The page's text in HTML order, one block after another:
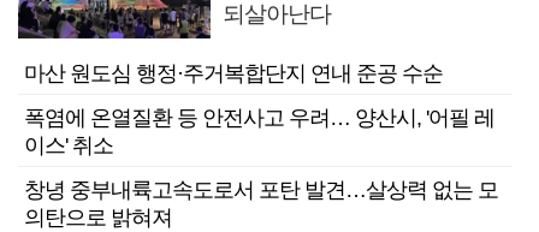
되살아난다
마산 원도심 행정·주거복합단지 연내 준공 수순
폭염에 온열질환 등 안전사고 우려… 양산시, '어필 레
이스' 취소
창녕 중부내륙고속도로서 포탄 발견…살상력 없는 모
의탄으로 밝혀져